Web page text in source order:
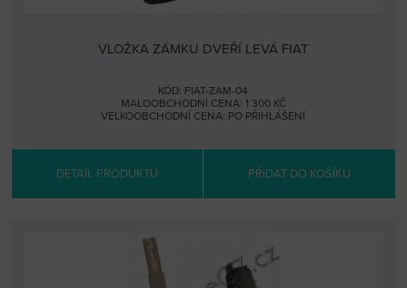
VLOŽKA ZÁMKU DVEŘÍ LEVÁ FIAT
KÓD: FIAT-ZAM-04
MALOOBCHODNÍ CENA: 1 300 KČ
VELKOOBCHODNÍ CENA: PO PŘIHLÁŠENÍ
DETAIL PRODUKTU PŘIDAT DO KOŠÍKU